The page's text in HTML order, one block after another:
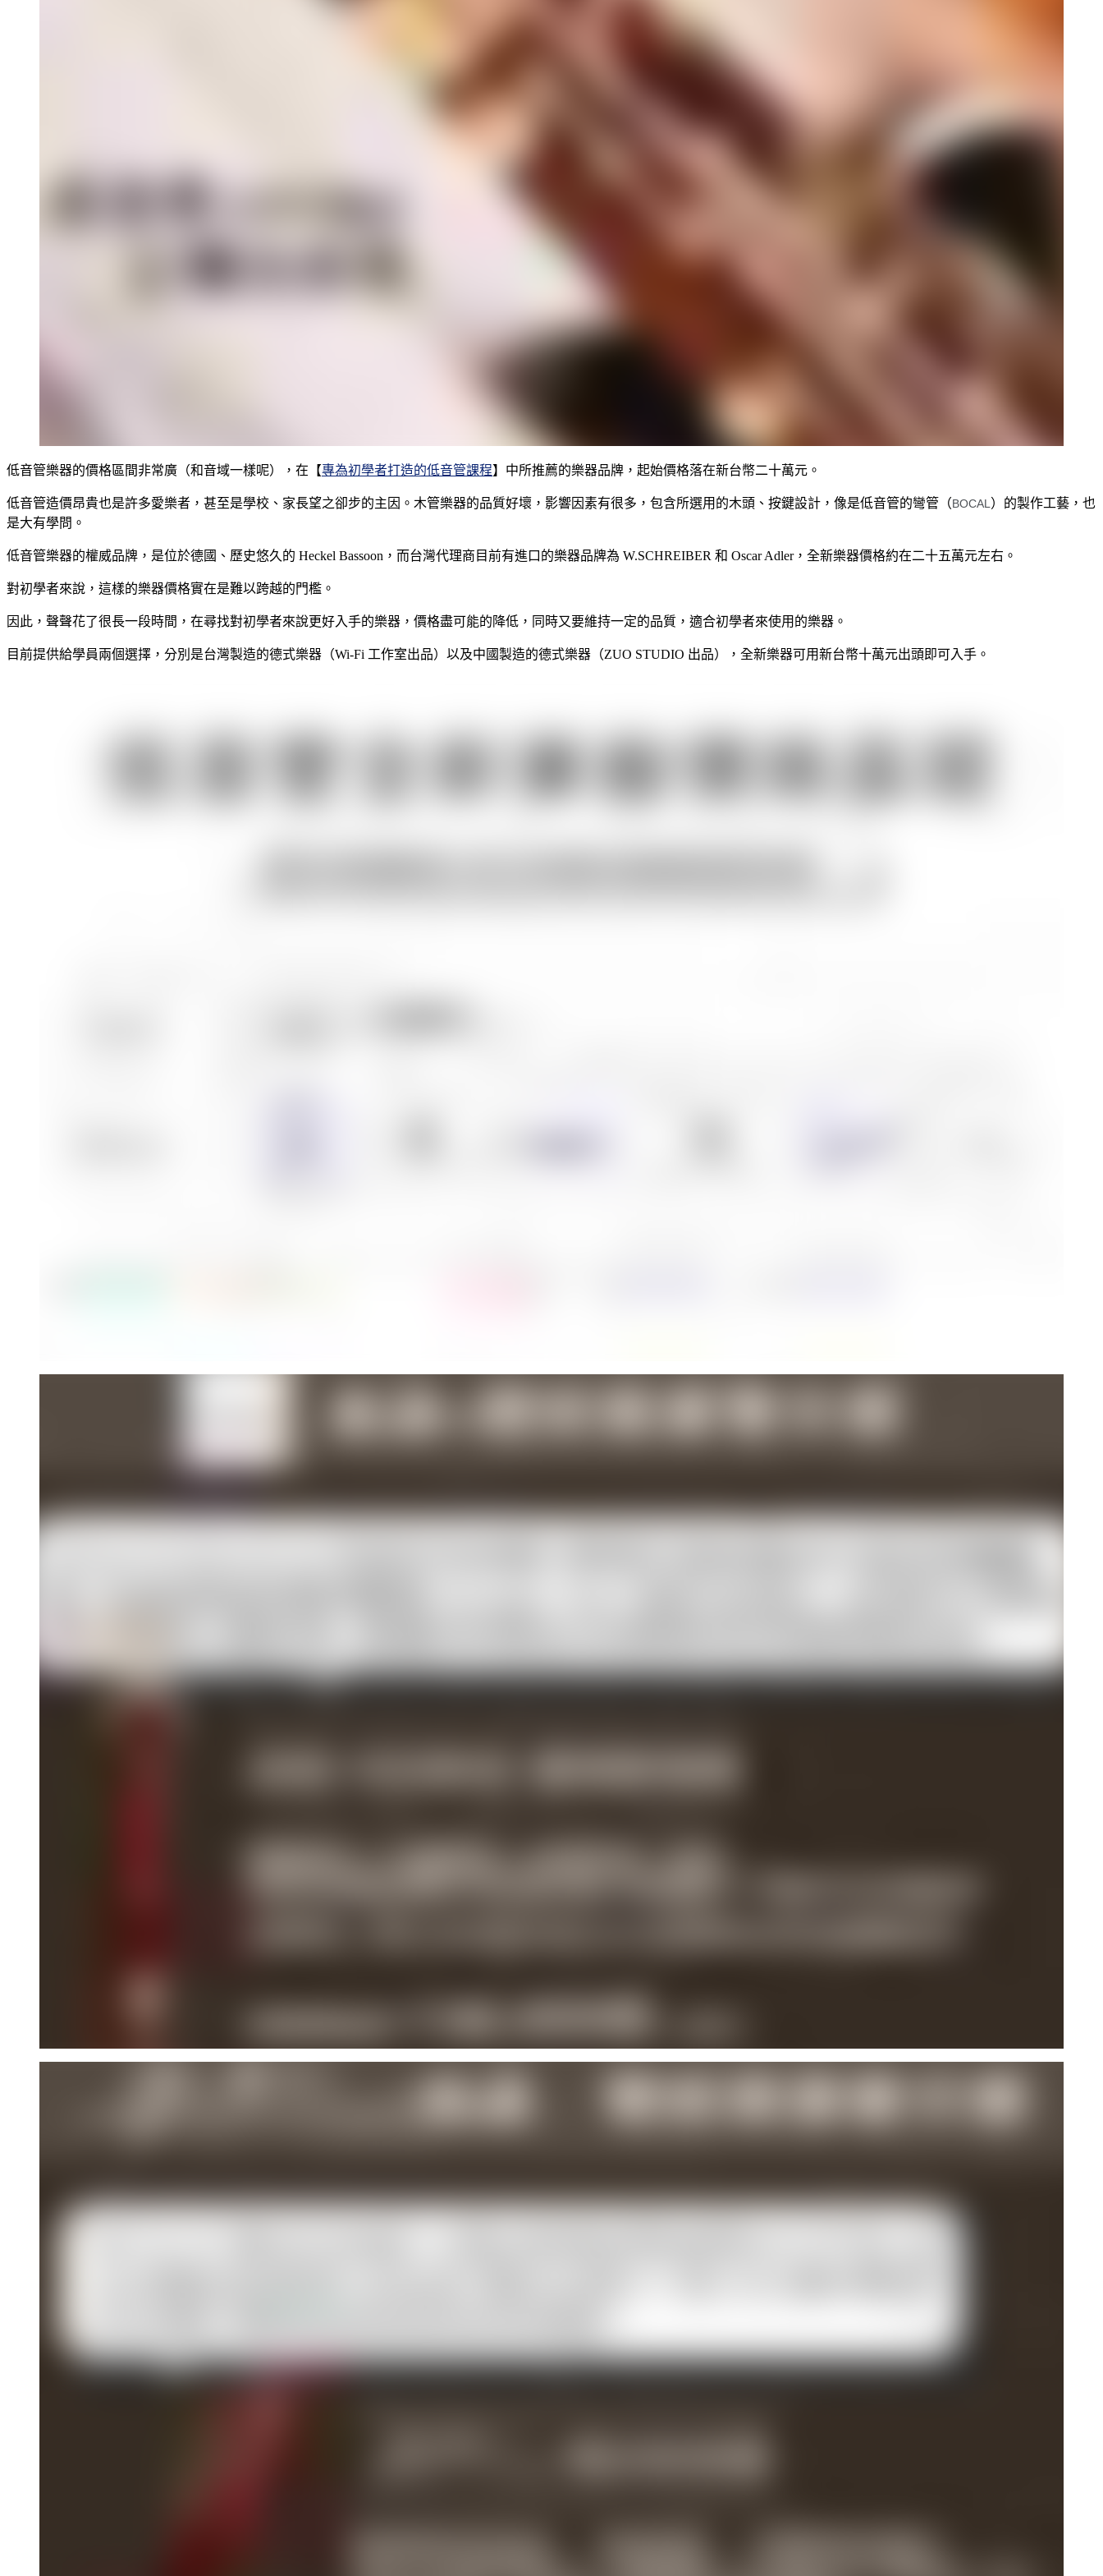
低音管樂器的價格區間非常廣（和音域一樣呢），在【專為初學者打造的低音管課程】中所推薦的樂器品牌，起始價格落在新台幣二十萬元。
低音管造價昂貴也是許多愛樂者，甚至是學校、家長望之卻步的主因。木管樂器的品質好壞，影響因素有很多，包含所選用的木頭、按鍵設計，像是低音管的彎管（BOCAL ）的製作工藝，也
是大有學問。
低音管樂器的權威品牌，是位於德國、歷史悠久的 Heckel Bassoon，而台灣代理商目前有進口的樂器品牌為 W.SCHREIBER 和 Oscar Adler，全新樂器價格約在二十五萬元左右。
對初學者來說，這樣的樂器價格實在是難以跨越的門檻。
因此，聲聲花了很長一段時間，在尋找對初學者來說更好入手的樂器，價格盡可能的降低，同時又要維持一定的品質，適合初學者來使用的樂器。
目前提供給學員兩個選擇，分別是台灣製造的德式樂器（Wi-Fi 工作室出品）以及中國製造的德式樂器（ZUO STUDIO 出品），全新樂器可用新台幣十萬元出頭即可入手。